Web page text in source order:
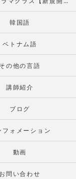
韓国語
ベトナム語
その他の言語
講師紹介
ブログ
フォメーション
動画
お問い合わせ